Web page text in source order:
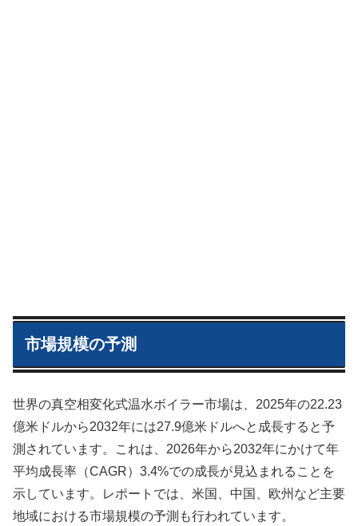
市場規模の予測
世界の真空相変化式温水ボイラー市場は、2025年の22.23
億米ドルから2032年には27.9億米ドルへと成長すると予
測されています。これは、2026年から2032年にかけて年
平均成長率（CAGR）3.4%での成長が見込まれることを
示しています。レポートでは、米国、中国、欧州など主要
地域における市場規模の予測も行われています。